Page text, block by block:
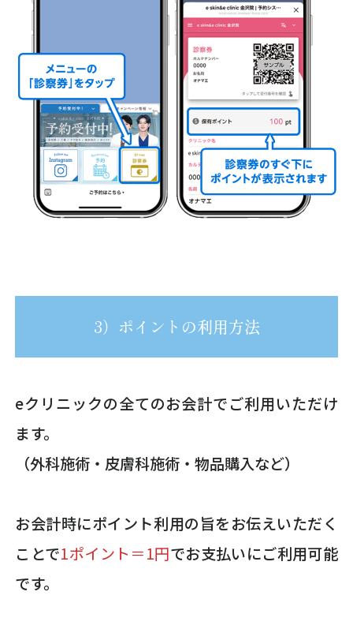
3）ポイントの利用方法
eクリニックの全てのお会計でご利用いただけ
ます。
（外科施術・皮膚科施術・物品購入など）
お会計時にポイント利用の旨をお伝えいただく
ことで1ポイント＝1円でお支払いにご利用可能
です。